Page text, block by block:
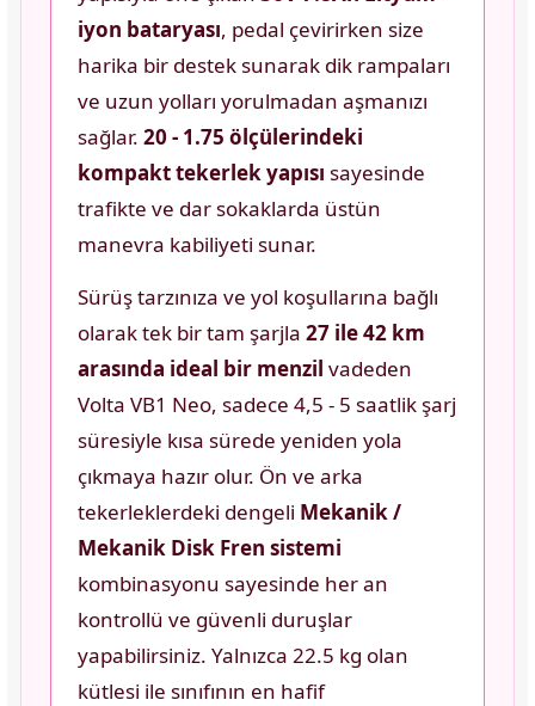
iyon bataryası, pedal çevirirken size
harika bir destek sunarak dik rampaları
ve uzun yolları yorulmadan aşmanızı
sağlar. 20 - 1.75 ölçülerindeki
kompakt tekerlek yapısı sayesinde
trafikte ve dar sokaklarda üstün
manevra kabiliyeti sunar.
Sürüş tarzınıza ve yol koşullarına bağlı
olarak tek bir tam şarjla 27 ile 42 km
arasında ideal bir menzil vadeden
Volta VB1 Neo, sadece 4,5 - 5 saatlik şarj
süresiyle kısa sürede yeniden yola
çıkmaya hazır olur. Ön ve arka
tekerleklerdeki dengeli Mekanik /
Mekanik Disk Fren sistemi
kombinasyonu sayesinde her an
kontrollü ve güvenli duruşlar
yapabilirsiniz. Yalnızca 22.5 kg olan
kütlesi ile sınıfının en hafif